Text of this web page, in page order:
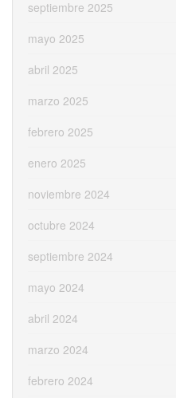
septiembre 2025
mayo 2025
abril 2025
marzo 2025
febrero 2025
enero 2025
noviembre 2024
octubre 2024
septiembre 2024
mayo 2024
abril 2024
marzo 2024
febrero 2024